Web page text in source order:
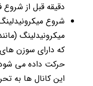
دقیقه قبل از
شروع
میکرونیدلینگ
که دارای سوزن
حرکت داده می شود
این کانال ها به